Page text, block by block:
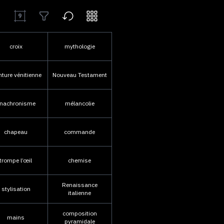
9
croix mythologie
vénitienne Nouveau Testament
mélancolie
chapeau commande
trompe l’œil chemise
stylisation
Renaissance
italienne
mains
composition
pyramidale